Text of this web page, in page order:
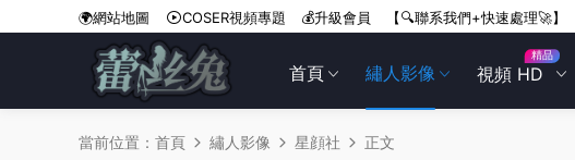
首頁 繡人影像 視頻 HD
精品
🌍網站地圖 COSER視頻專題 💰升級會員 【🔍聯系我們+快速處理🚀】
當前位置： 首頁 繡人影像 星顔社 正文